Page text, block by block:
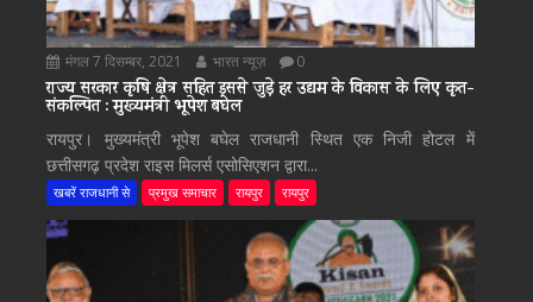
मंगल 7 दिसम्बर, 2021 भारत न्यूज़ 0
राज्य सरकार कृषि क्षेत्र सहित इससे जुड़े हर उद्यम के विकास के लिए कृत-
संकल्पित : मुख्यमंत्री भूपेश बघेल
रायपुर। मुख्यमंत्री भूपेश बघेल राजधानी स्थित एक निजी होटल में
छत्तीसगढ़ प्रदेश राइस मिलर्स एसोसिएशन द्वारा...
खबरें राजधानी से प्रमुख समाचार रायपुर रायपुर